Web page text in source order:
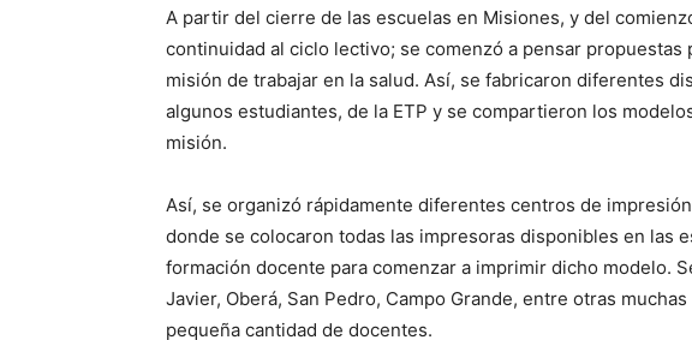
A partir del cierre de las escuelas en Misiones, y del
continuidad al ciclo lectivo; se comenzó a pensar propuestas
misión de trabajar en la salud. Así, se fabricaron diferentes
algunos estudiantes, de la ETP y se compartieron los
misión.
Así, se organizó rápidamente diferentes centros de
donde se colocaron todas las impresoras disponibles en las
formación docente para comenzar a imprimir dicho modelo.
Javier, Oberá, San Pedro, Campo Grande, entre otras
pequeña cantidad de docentes.